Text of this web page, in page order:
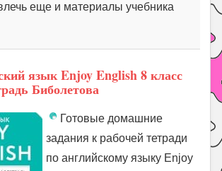
еще и материалы учебника
язык Enjoy English 8 класс
Биболетова
Готовые домашние
задания к рабочей тетради
по английскому языку Enjoy